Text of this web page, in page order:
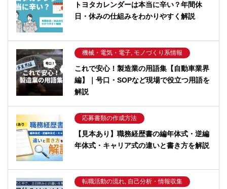
トヨタカレンダーは本当に辛い？年間休
日・休みの仕組みをわかりやすく解説
機械・電気・電子, モノづくり系情報
これで安心！製造業の用語集【自動車業界
編】｜号口・SOPなど現場で役立つ用語を
解説
応募書類の作成方法
【見本あり】職務経歴書の編年体式・逆編
年体式・キャリア式の違いと書き方を解説
転職活動の流れ, 自己分析・情報収集